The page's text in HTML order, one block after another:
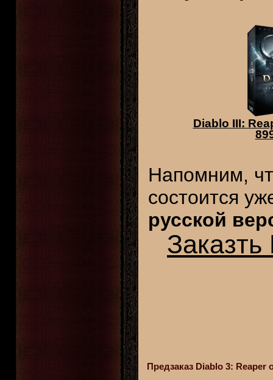
Diablo III:
Напомним,
состоится
русской
Предзаказ Diablo 3: